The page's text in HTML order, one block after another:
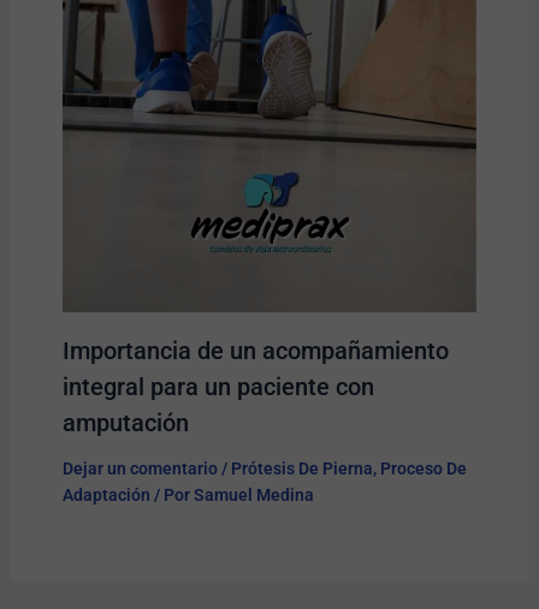
Importancia de un acompañamiento
integral para un paciente con
amputación
Dejar un comentario / Prótesis De Pierna, Proceso De
Adaptación / PorSamuel Medina